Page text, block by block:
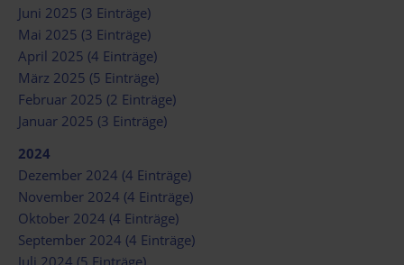
Juni 2025 (3 Einträge)
Mai 2025 (3 Einträge)
April 2025 (4 Einträge)
März 2025 (5 Einträge)
Februar 2025 (2 Einträge)
Januar 2025 (3 Einträge)
2024
Dezember 2024 (4 Einträge)
November 2024 (4 Einträge)
Oktober 2024 (4 Einträge)
September 2024 (4 Einträge)